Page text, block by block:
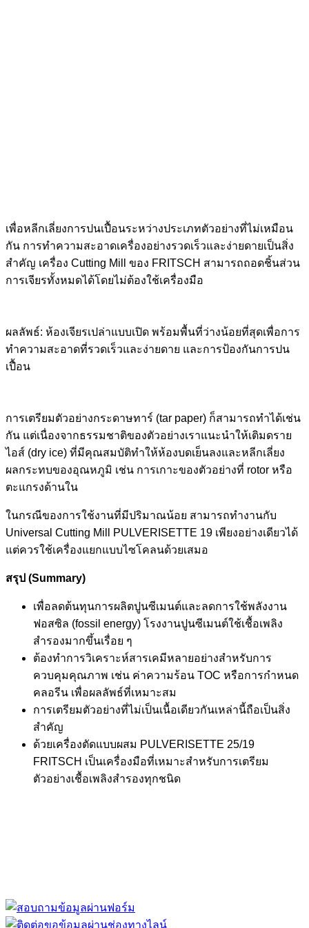
เพื่อหลีกเลี่ยงการปนเปื้อนระหว่างประเภทตัวอย่างที่ไม่เหมือน
กัน การทำความสะอาดเครื่องอย่างรวดเร็วและง่ายดายเป็นสิ่ง
สำคัญ เครื่อง Cutting Mill ของ FRITSCH สามารถถอดชิ้นส่วน
การเจียรทั้งหมดได้โดยไม่ต้องใช้เครื่องมือ
ผลลัพธ์: ห้องเจียรเปล่าแบบเปิด พร้อมพื้นที่ว่างน้อยที่สุดเพื่อการ
ทำความสะอาดที่รวดเร็วและง่ายดาย และการป้องกันการปน
เปื้อน
การเตรียมตัวอย่างกระดาษทาร์ (tar paper) ก็สามารถทำได้เช่น
กัน แต่เนื่องจากธรรมชาติของตัวอย่างเราแนะนำให้เติมดราย
ไอส์ (dry ice) ที่มีคุณสมบัติทำให้ห้องบดเย็นลงและหลีกเลี่ยง
ผลกระทบของอุณหภูมิ เช่น การเกาะของตัวอย่างที่ rotor หรือ
ตะแกรงด้านใน
ในกรณีของการใช้งานที่มีปริมาณน้อย สามารถทำงานกับ
Universal Cutting Mill PULVERISETTE 19 เพียงอย่างเดียวได้
แต่ควรใช้เครื่องแยกแบบไซโคลนด้วยเสมอ
สรุป (Summary)
เพื่อลดต้นทุนการผลิตปูนซีเมนต์และลดการใช้พลังงาน
ฟอสซิล (fossil energy) โรงงานปูนซีเมนต์ใช้เชื้อเพลิง
สำรองมากขึ้นเรื่อย ๆ
ต้องทำการวิเคราะห์สารเคมีหลายอย่างสำหรับการ
ควบคุมคุณภาพ เช่น ค่าความร้อน TOC หรือการกำหนด
คลอรีน เพื่อผลลัพธ์ที่เหมาะสม
การเตรียมตัวอย่างที่ไม่เป็นเนื้อเดียวกันเหล่านี้ถือเป็นสิ่ง
สำคัญ
ด้วยเครื่องตัดแบบผสม PULVERISETTE 25/19
FRITSCH เป็นเครื่องมือที่เหมาะสำหรับการเตรียม
ตัวอย่างเชื้อเพลิงสำรองทุกชนิด